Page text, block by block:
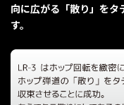
向に広がる「散り」をタ
す。